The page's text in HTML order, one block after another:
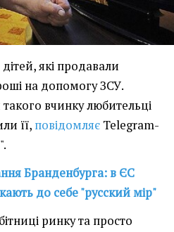
які продавали
на допомогу ЗСУ.
вчинку любительці
її, повідомляє Telegram-
Бранденбурга: в ЄС
до себе "русский мір"
ринку та просто